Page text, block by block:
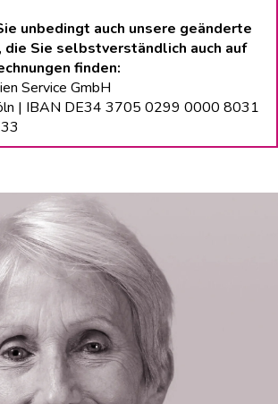
unbedingt auch unsere geänderte
die Sie selbstverständlich auch auf
finden:
Service GmbH
| IBAN DE34 3705 0299 0000 8031